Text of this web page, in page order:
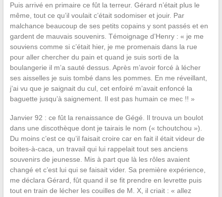
Puis arrivé en primaire ce fût la terreur. Gérard n’était plus le
même, tout ce qu’il voulait c’était sodomiser et jouir. Par
malchance beaucoup de ses petits copains y sont passés et en
gardent de mauvais souvenirs. Témoignage d’Henry : « je me
souviens comme si c’était hier, je me promenais dans la rue
pour aller chercher du pain et quand je suis sorti de la
boulangerie il m’a sauté dessus. Après m’avoir forcé à lécher
ses aisselles je suis tombé dans les pommes. En me réveillant,
j’ai vu que je saignait du cul, cet enfoiré m’avait enfoncé la
baguette jusqu’à saignement. Il est pas humain ce mec !! »
Janvier 92 : ce fût la renaissance de Gégé. Il trouva un boulot
dans une discothèque dont je tairais le nom (« tchoutchou »).
Du moins c’est ce qu’il faisait croire car en fait il était videur de
boites-à-caca, un travail qui lui rappelait tout ses anciens
souvenirs de jeunesse. Mis à part que là les rôles avaient
changé et c’est lui qui se faisait vider. Sa première expérience,
me déclara Gérard, fût quand il se fit prendre en levrette puis
tout en train de lécher les couilles de M. X, il criait : « allez